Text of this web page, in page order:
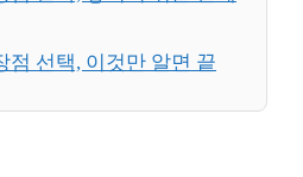
점 선택, 이것만 알면 끝